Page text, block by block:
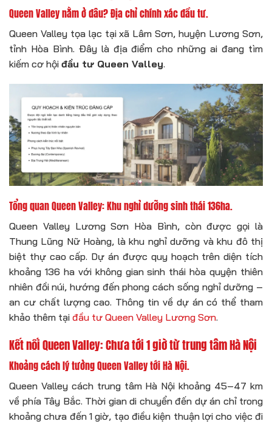
Queen Valley nằm ở đâu? Địa chỉ chính xác đầu tư.
Queen Valley tọa lạc tại xã Lâm Sơn, huyện Lương Sơn,
tỉnh Hòa Bình. Đây là địa điểm cho những ai đang tìm
kiếm cơ hội đầu tư Queen Valley.
Tổng quan Queen Valley: Khu nghỉ dưỡng sinh thái 136ha.
Queen Valley Lương Sơn Hòa Bình, còn được gọi là
Thung Lũng Nữ Hoàng, là khu nghỉ dưỡng và khu đô thị
biệt thự cao cấp. Dự án được quy hoạch trên diện tích
khoảng 136 ha với không gian sinh thái hòa quyện thiên
nhiên đồi núi, hướng đến phong cách sống nghỉ dưỡng –
an cư chất lượng cao. Thông tin về dự án có thể tham
khảo thêm tại đầu tư Queen Valley Lương Sơn.
Kết nối Queen Valley: Chưa tới 1 giờ từ trung tâm Hà Nội
Khoảng cách lý tưởng Queen Valley tới Hà Nội.
Queen Valley cách trung tâm Hà Nội khoảng 45–47 km
về phía Tây Bắc. Thời gian di chuyển đến dự án chỉ trong
khoảng chưa đến 1 giờ, tạo điều kiện thuận lợi cho việc đi